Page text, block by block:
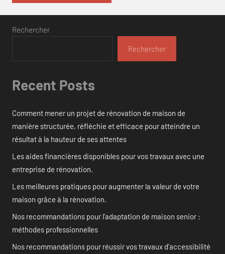
Rechercher
Rechercher
Recent Posts
Comment mener un projet de rénovation de maison de
manière structurée, réfléchie et efficace pour atteindre un
résultat à la hauteur de ses attentes
Les aides financières disponibles pour vos travaux avec une
entreprise de rénovation.
Les meilleures pratiques pour augmenter la valeur de votre
maison grâce à la rénovation.
Nos recommandations pour l’adaptation de maison senior :
méthodes professionnelles
Nos recommandations pour réussir vos travaux d’accessibilité